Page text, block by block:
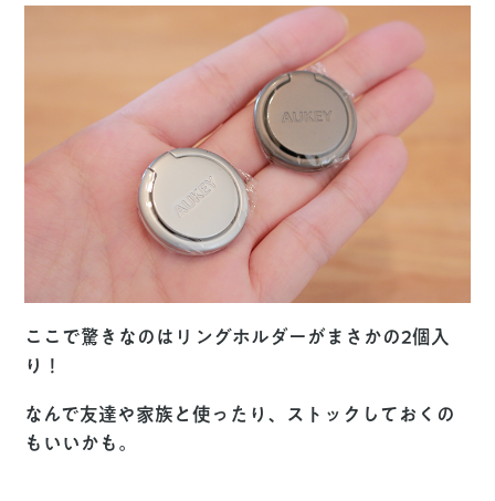
ここで驚きなのはリングホルダーがまさかの2個入
り！
なんで友達や家族と使ったり、ストックしておくの
もいいかも。